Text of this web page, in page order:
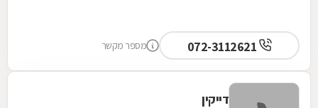
מספר מקשר
דייקין